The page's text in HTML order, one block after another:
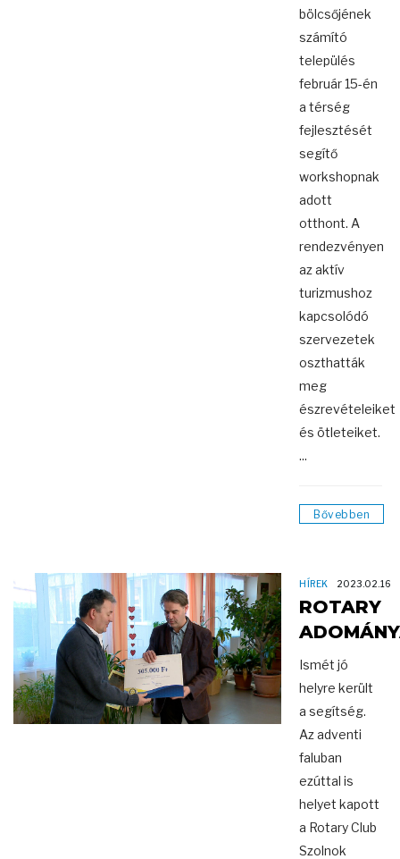
bölcsőjének
számító
település
február 15-én
a térség
fejlesztését
segítő
workshopnak
adott
otthont. A
rendezvényen
az aktív
turizmushoz
kapcsolódó
szervezetek
oszthatták
meg
észrevételeiket
és ötleteiket.
...
Bővebben
HÍREK 2023.02.16
ROTARY
Ismét jó
helyre került
a segítség.
Az adventi
faluban
ezúttal is
helyet kapott
a Rotary Club
Szolnok